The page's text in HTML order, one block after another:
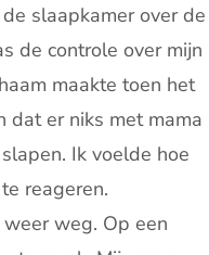
slaapkamer over de
de controle over mijn
maakte toen het
dat er niks met mama
Ik voelde hoe
reageren.
weg. Op een